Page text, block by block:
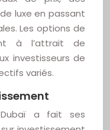
luxe en passant
Les options de
à l’attrait de
investisseurs de
variés.
a fait ses